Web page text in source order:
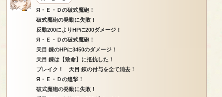
Я・Ｅ・Ｄの破式魔砲！
破式魔砲の発動に失敗！
反動200によりHPに200ダメージ！
Я・Ｅ・Ｄの破式魔砲！
天目 錬のHPに3450のダメージ！
天目 錬は【致命】に抵抗した！
ブレイク！ 天目 錬の付与を全て消去！
Я・Ｅ・Ｄの追撃！
破式魔砲の発動に失敗！